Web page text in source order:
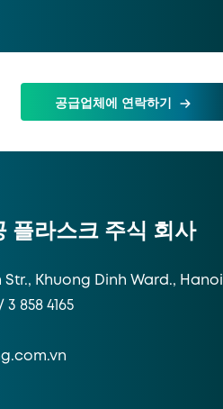
공급업체에 연락하기
플라스크 주식 회사
Str., Khuong Dinh Ward.,
3 858 4165